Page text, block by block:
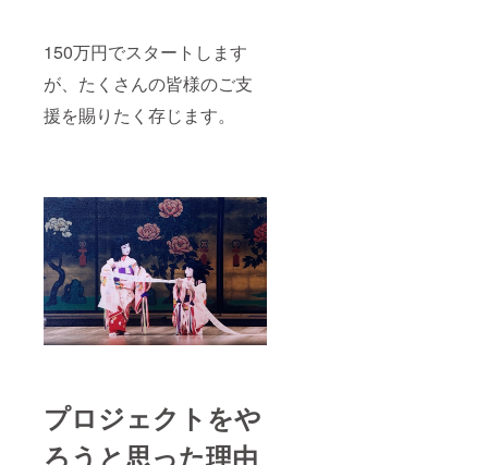
150万円でスタートします
が、たくさんの皆様のご支
援を賜りたく存じます。
プロジェクトをや
ろうと思った理由